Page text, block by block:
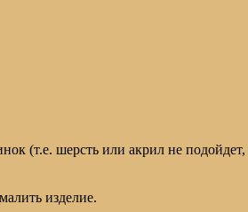
(т.е. шерсть или акрил не
изделие.